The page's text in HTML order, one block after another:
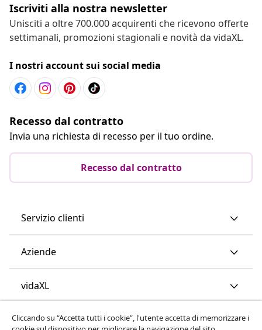
Iscriviti alla nostra newsletter
Unisciti a oltre 700.000 acquirenti che ricevono offerte
settimanali, promozioni stagionali e novità da vidaXL.
I nostri account sui social media
Recesso dal contratto
Invia una richiesta di recesso per il tuo ordine.
Recesso dal contratto
Servizio clienti
Aziende
vidaXL
Scopri di più
Cliccando su “Accetta tutti i cookie”, l'utente accetta di memorizzare i